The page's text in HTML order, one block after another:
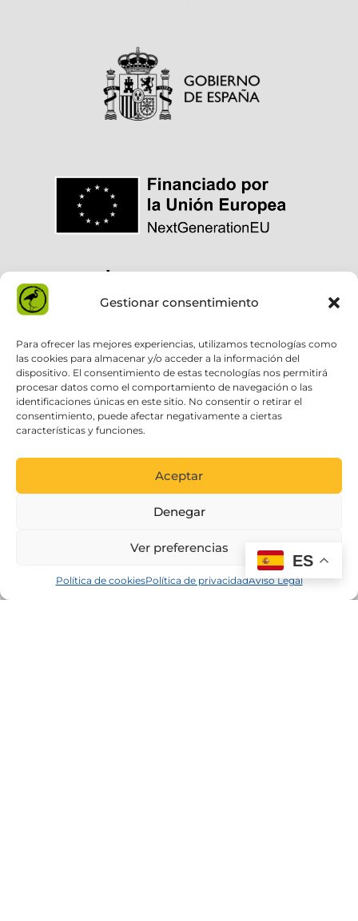
Gestionar consentimiento
Para ofrecer las mejores experiencias, utilizamos tecnologías como
las cookies para almacenar y/o acceder a la información del
dispositivo. El consentimiento de estas tecnologías nos permitirá
procesar datos como el comportamiento de navegación o las
identificaciones únicas en este sitio. No consentir o retirar el
consentimiento, puede afectar negativamente a ciertas
características y funciones.
Aceptar
Denegar
Ver preferencias
Política de cookiesPolítica de privacidadAviso Legal
ES